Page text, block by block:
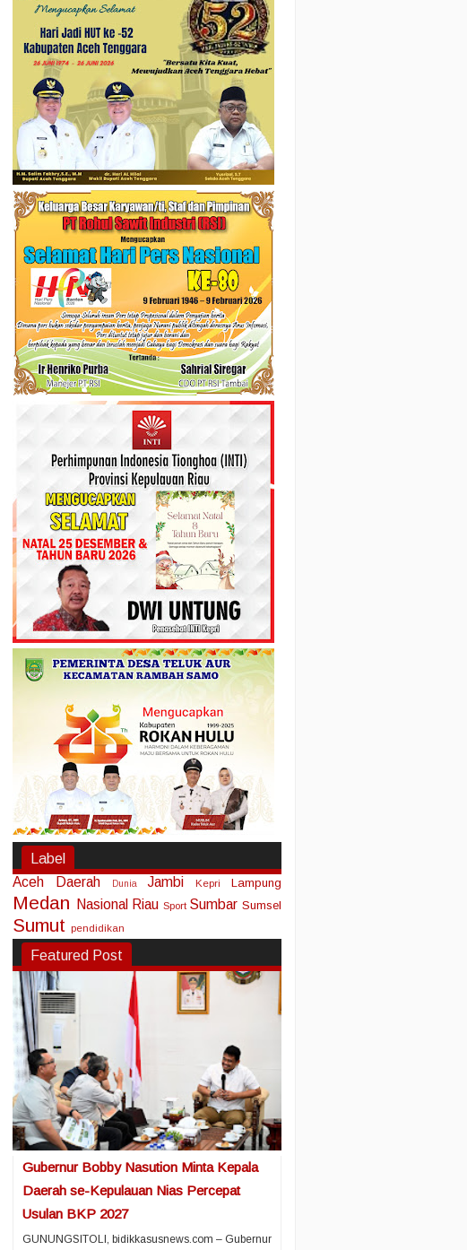
Label
Aceh
Daerah Dunia Jambi Kepri Lampung
Medan Nasional Riau Sport Sumbar Sumsel
Sumut pendidikan
Featured Post
Gubernur Bobby Nasution Minta Kepala
Daerah se-Kepulauan Nias Percepat
Usulan BKP 2027
GUNUNGSITOLI, bidikkasusnews.com – Gubernur